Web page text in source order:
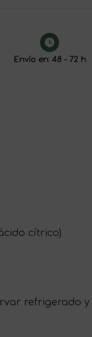
Envío en: 48 - 72 h
cítrico)
refrigerado y